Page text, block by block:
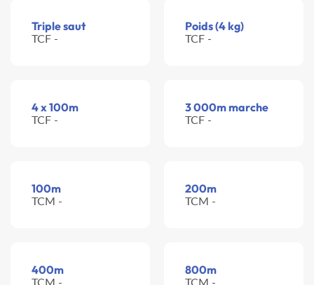
Triple saut
TCF -
Poids (4 kg)
TCF -
4 x 100m
TCF -
3 000m marche
TCF -
100m
TCM -
200m
TCM -
400m
TCM -
800m
TCM -